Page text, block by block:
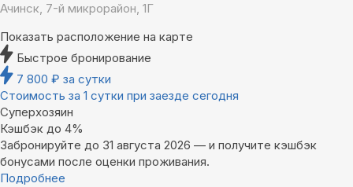
Ачинск, 7-й микрорайон, 1Г
Показать расположение на карте
Быстрое бронирование
7 800 ₽ за сутки
Стоимость за 1 сутки при заезде сегодня
Суперхозяин
Кэшбэк до 4%
Забронируйте до 31 августа 2026 — и получите кэшбэк
бонусами после оценки проживания.
Подробнее